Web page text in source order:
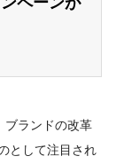
ランドの改革
として注目され